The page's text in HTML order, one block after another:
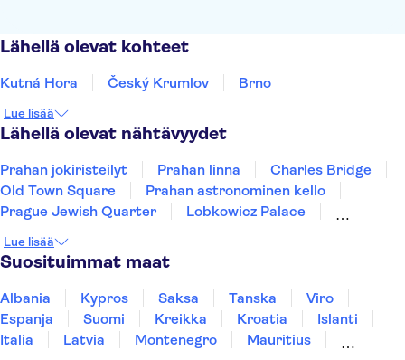
Lähellä olevat kohteet
Kutná Hora Český Krumlov Brno
Lue lisää
Lähellä olevat nähtävyydet
Prahan jokiristeilyt Prahan linna
Charles Bridge
Old Town Square
Prahan astronominen kello
Prague Jewish Quarter
Lobkowicz Palace
National Museum Prague
Pilsner Urquell -panimo
Wallenstein Palace
Lue lisää
Suosituimmat maat
Albania Kypros Saksa Tanska
Viro
Espanja
Suomi Kreikka Kroatia
Islanti
Italia
Latvia Montenegro
Mauritius